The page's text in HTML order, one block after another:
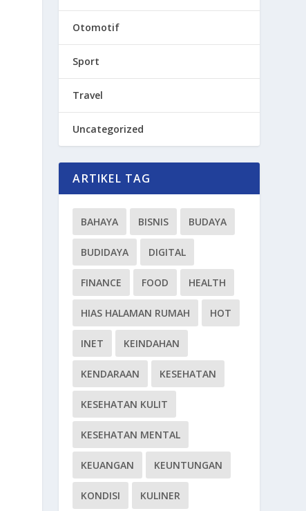
Otomotif
Sport
Travel
Uncategorized
ARTIKEL TAG
BAHAYA BISNIS BUDAYA
BUDIDAYA DIGITAL
FINANCE FOOD HEALTH
HIAS HALAMAN RUMAH HOT
INET KEINDAHAN
KENDARAAN KESEHATAN
KESEHATAN KULIT
KESEHATAN MENTAL
KEUANGAN KEUNTUNGAN
KONDISI KULINER